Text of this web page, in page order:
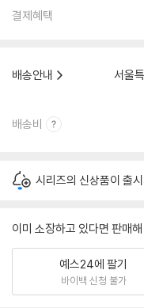
결제혜택
배송안내
서울
배송비
시리즈의 신상품이 출
이미 소장하고 있다면 판매
예스24에 팔기
바이백 신청 불가